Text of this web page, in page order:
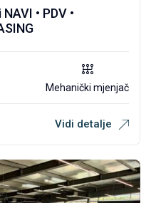
• PDV •
Mehanički mjenjač
Vidi detalje